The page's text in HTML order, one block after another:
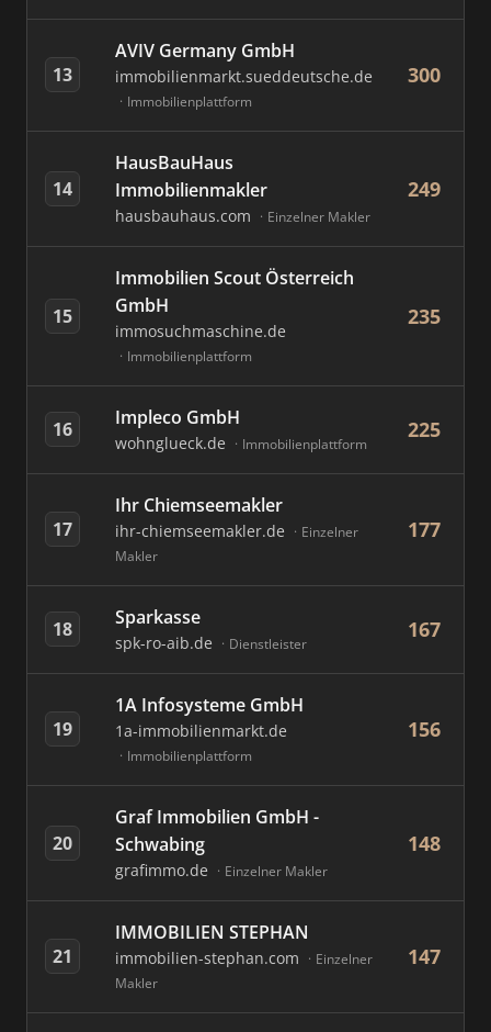
13
AVIV Germany GmbH
immobilienmarkt.sueddeutsche.de
Immobilienplattform
300
14
HausBauHaus
Immobilienmakler
hausbauhaus.com Einzelner Makler
249
15
Immobilien Scout Österreich
GmbH
immosuchmaschine.de
Immobilienplattform
235
16 Impleco GmbH
wohnglueck.de Immobilienplattform
225
17
Ihr Chiemseemakler
ihr-chiemseemakler.de
Einzelner
Makler
177
18 Sparkasse
spk-ro-aib.de Dienstleister
167
19
1A Infosysteme GmbH
1a-immobilienmarkt.de
Immobilienplattform
156
20
Graf Immobilien GmbH -
Schwabing
grafimmo.de Einzelner Makler
148
21
IMMOBILIEN STEPHAN
immobilien-stephan.com
Einzelner
Makler
147